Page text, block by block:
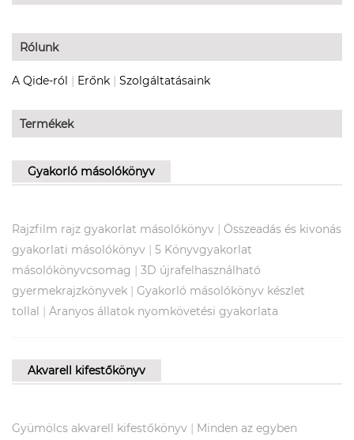
Rólunk
A Qide-ról | Erőnk | Szolgáltatásaink
Termékek
Gyakorló másolókönyv
Rajzfilm rajz gyakorlat másolókönyv | Összeadás és kivonás
gyakorlati másolókönyv | 5 Könyvgyakorlat
másolókönyvcsomag | 3D újrafelhasználható
gyermekrajzkönyvek | Gyakorló másolókönyv készlet
tollal | Aranyos állatok nyomkövetési gyakorlata
Akvarell kifestőkönyv
Gyümölcs akvarell kifestőkönyv | Minden az egyben